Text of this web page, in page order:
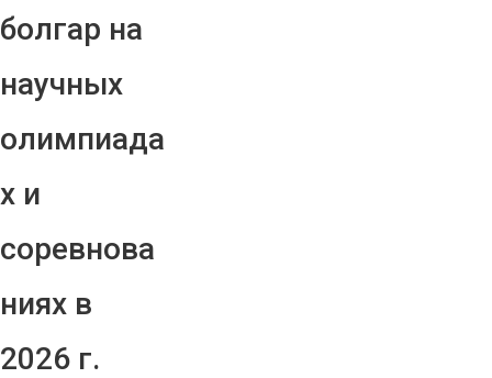
болгар на
научных
олимпиада
х и
соревнова
ниях в
2026 г.